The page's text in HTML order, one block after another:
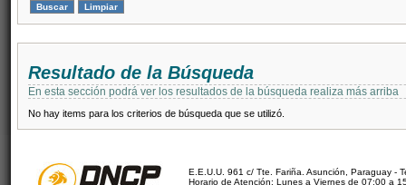
Resultado de la Búsqueda
En esta sección podrá ver los resultados de la búsqueda realiza más arriba
No hay items para los criterios de búsqueda que se utilizó.
E.E.U.U. 961 c/ Tte. Fariña. Asunción, Paraguay -
Horario de Atención: Lunes a Viernes de 07:00 a